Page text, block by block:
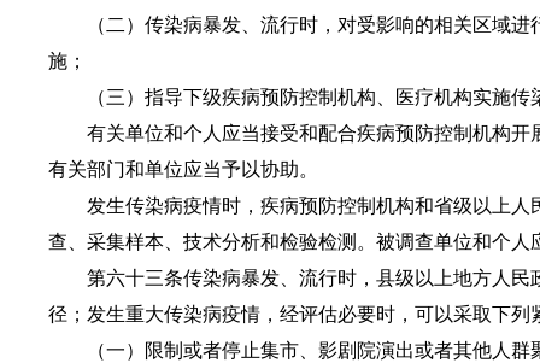
（二）传染病暴发、流行时，对受影响的相关区域进
施；
（三）指导下级疾病预防控制机构、医疗机构实施传
有关单位和个人应当接受和配合疾病预防控制机构开
有关部门和单位应当予以协助。
发生传染病疫情时，疾病预防控制机构和省级以上人
查、采集样本、技术分析和检验检测。被调查单位和个
第六十三条传染病暴发、流行时，县级以上地方人民
径；发生重大传染病疫情，经评估必要时，可以采取下列
（一）限制或者停止集市、影剧院演出或者其他人群